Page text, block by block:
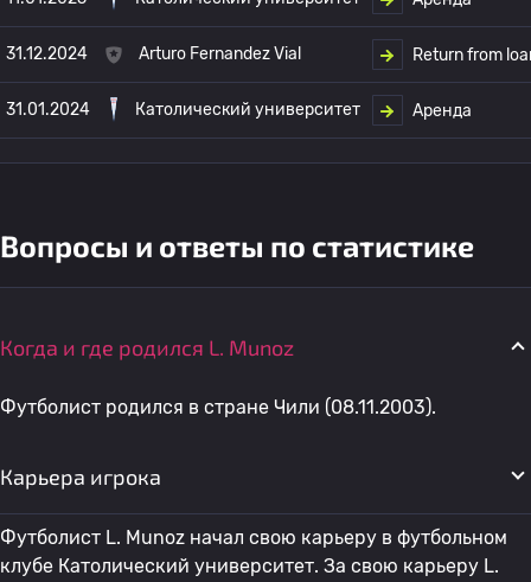
31.12.2024 Arturo Fernandez Vial Return from
31.01.2024 Католический университет Аренда
Вопросы и ответы по статистике
Когда и где родился L. Munoz
Футболист родился в стране Чили (08.11.2003).
Карьера игрока
Футболист L. Munoz начал свою карьеру в футбольном
клубе Католический университет. За свою карьеру L.